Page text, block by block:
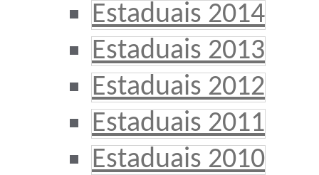
Estaduais 2014
Estaduais 2013
Estaduais 2012
Estaduais 2011
Estaduais 2010